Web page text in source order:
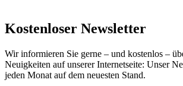
Kostenloser Newsletter
Wir informieren Sie gerne – und kostenlos –
Neuigkeiten auf unserer Internetseite: Unser
jeden Monat auf dem neuesten Stand.